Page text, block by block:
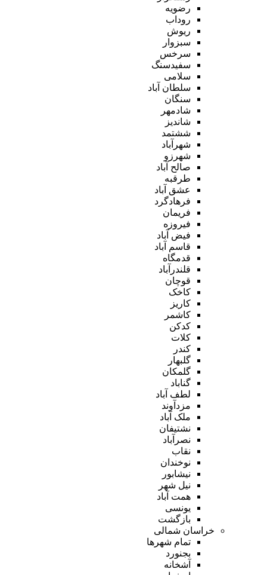
رضویه
روداب
ریوش
سبزوار
سرخس
سفیدسنگ
سلامی
سلطان آباد
سنگان
شادمهر
شاندیز
ششتمد
شهرآباد
شهرزو
صالح آباد
طرقبه
عشق آباد
فرهادگرد
فریمان
فیروزه
فیض آباد
قاسم آباد
قدمگاه
قلندرآباد
قوچان
کاخک
کاریز
کاشمر
کدکن
کلات
کندر
گلبهار
گلمکان
گناباد
لطف آباد
مزدآوند
ملک آباد
نشتیفان
نصرآباد
نقاب
نوخندان
نیشابور
نیل شهر
همت آباد
یونسی
بازگشت
خراسان شمالی
تمام شهر‌ها
بجنورد
آشخانه